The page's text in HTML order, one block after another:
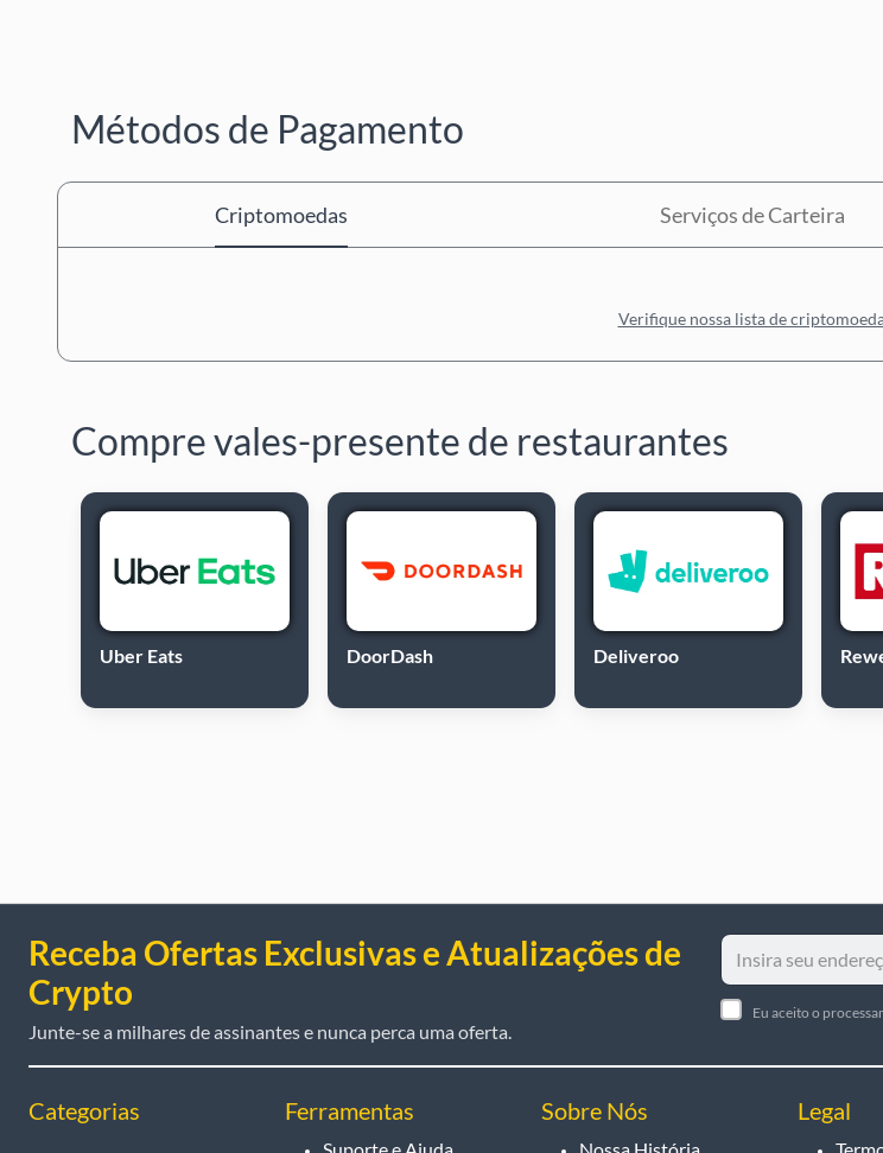
Métodos de Pagamento
Criptomoedas Serviços de Carteira
Verifique nossa lista de
Compre vales-presente de restaurantes
Uber Eats DoorDash Deliveroo
Receba Ofertas Exclusivas e Atualizações de
Crypto
Junte-se a milhares de assinantes e nunca perca uma oferta.
Eu aceito o
Categorias Ferramentas
Suporte e Ajuda
Sobre Nós
Nossa História
Legal